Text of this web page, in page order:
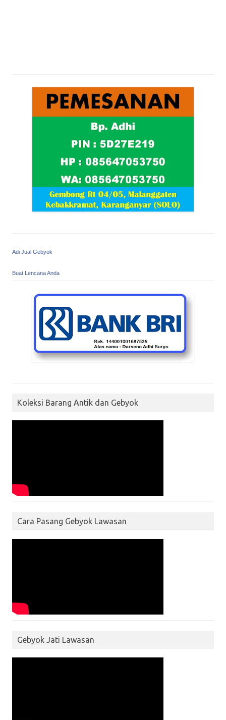
Adi Jual Gebyok
Buat Lencana Anda
Koleksi Barang Antik dan Gebyok
Cara Pasang Gebyok Lawasan
Gebyok Jati Lawasan